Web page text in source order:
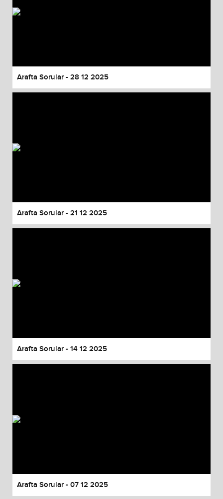
Arafta Sorular - 28 12 2025
Arafta Sorular - 21 12 2025
Arafta Sorular - 14 12 2025
Arafta Sorular - 07 12 2025